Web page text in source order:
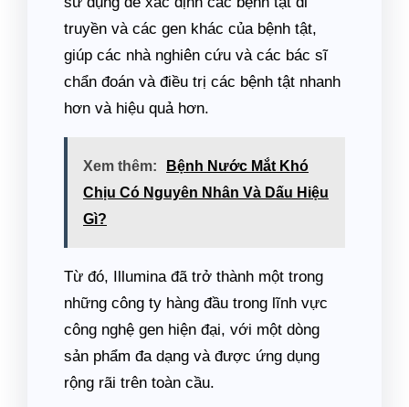
truyền và các gen khác của bệnh tật,
giúp các nhà nghiên cứu và các bác sĩ
chẩn đoán và điều trị các bệnh tật nhanh
hơn và hiệu quả hơn.
Xem thêm:
Bệnh Nước Mắt Khó
Chịu Có Nguyên Nhân Và Dấu Hiệu
Gì?
Từ đó, Illumina đã trở thành một trong
những công ty hàng đầu trong lĩnh vực
công nghệ gen hiện đại, với một dòng
sản phẩm đa dạng và được ứng dụng
rộng rãi trên toàn cầu.